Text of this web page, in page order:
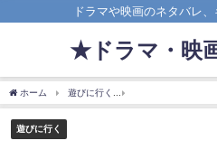
ドラマや映画のネタバレ
★ドラマ・映
ホーム 遊びに行く
遊びに行く